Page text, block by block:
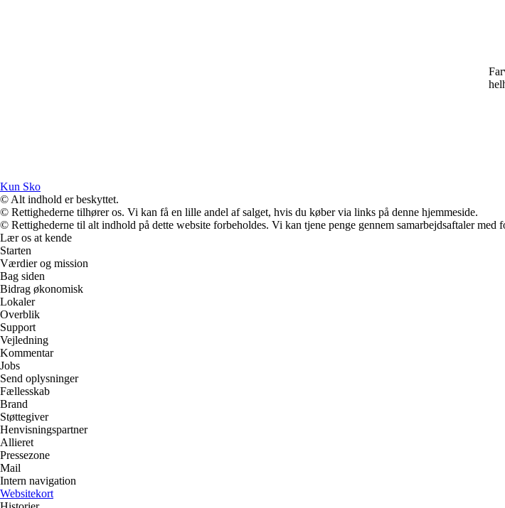
Kun Sko
© Alt indhold er beskyttet.
© Rettighederne tilhører os. Vi kan få en lille andel af salget, hvis du køber via links på denne hjemmeside.
© Rettighederne til alt indhold på dette website forbeholdes. Vi kan tjene penge gennem samarbejdsaftaler
Lær os at kende
Starten
Værdier og mission
Bag siden
Bidrag økonomisk
Lokaler
Overblik
Support
Vejledning
Kommentar
Jobs
Send oplysninger
Fællesskab
Brand
Støttegiver
Henvisningspartner
Allieret
Pressezone
Mail
Intern navigation
Websitekort